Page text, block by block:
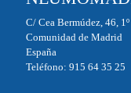
C/ Cea Bermúdez, 46,
Comunidad de Madrid
España
Teléfono: 915 64 35 25